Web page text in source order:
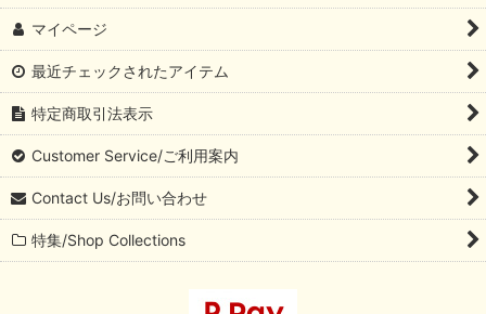
マイページ
最近チェックされたアイテム
特定商取引法表示
Customer Service/ご利用案内
Contact Us/お問い合わせ
特集/Shop Collections